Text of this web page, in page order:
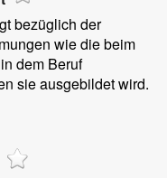
bezüglich der
wie die beim
dem Beruf
sie ausgebildet wird.